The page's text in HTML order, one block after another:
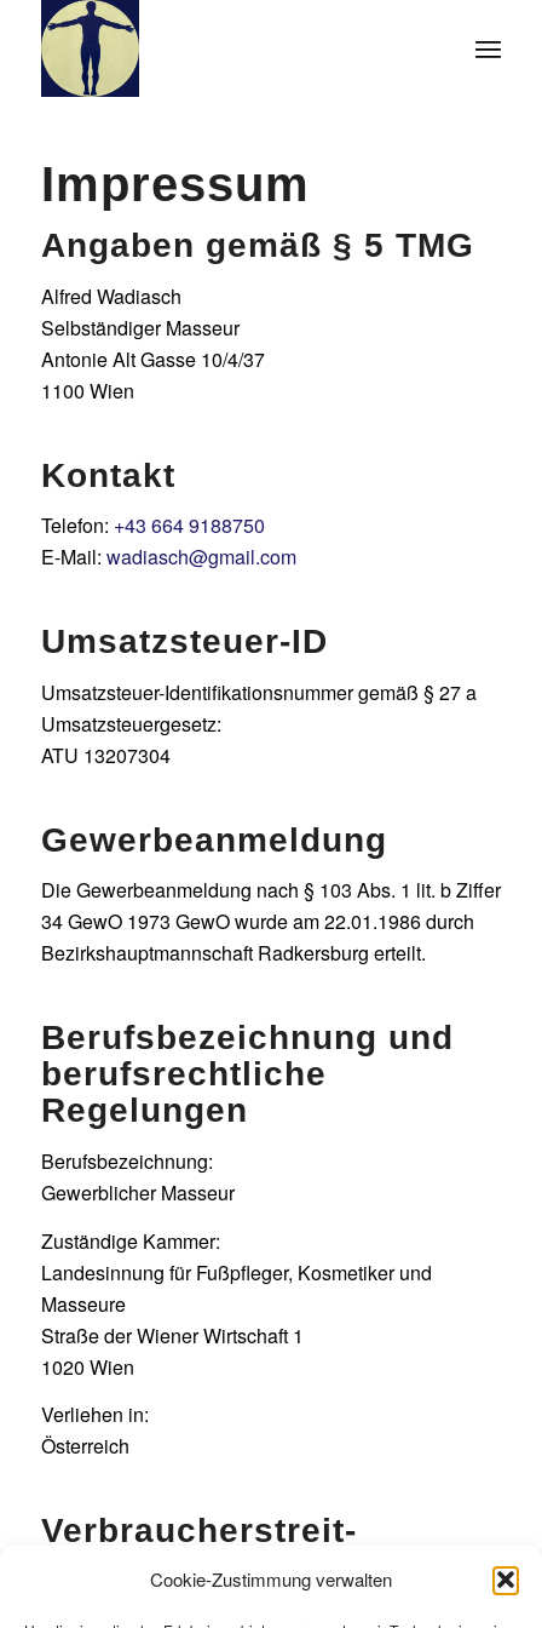
Cookie-Zustimmung verwalten
Impressum
Angaben gemäß § 5 TMG
Alfred Wadiasch
Selbständiger Masseur
Antonie Alt Gasse 10/4/37
1100 Wien
Kontakt
Telefon: +43 664 9188750
E-Mail: wadiasch@gmail.com
Umsatzsteuer-ID
Umsatzsteuer-Identifikationsnummer gemäß § 27 a
Umsatzsteuergesetz:
ATU 13207304
Gewerbeanmeldung
Die Gewerbeanmeldung nach § 103 Abs. 1 lit. b Ziffer
34 GewO 1973 GewO wurde am 22.01.1986 durch
Bezirkshauptmannschaft Radkersburg erteilt.
Berufsbezeichnung und
berufsrechtliche
Regelungen
Berufsbezeichnung:
Gewerblicher Masseur
Zuständige Kammer:
Landesinnung für Fußpfleger, Kosmetiker und
Masseure
Straße der Wiener Wirtschaft 1
1020 Wien
Verliehen in:
Österreich
Verbraucher­streit­
beilegung/Universal­
schlichtungs­stelle